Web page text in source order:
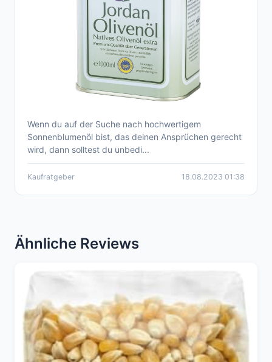
Der umfangreiche Kaufratgeber für
hochwertiges Sonnenblumenöl - Entdecke
die Top 10 Empfehlungen
Wenn du auf der Suche nach hochwertigem
Sonnenblumenöl bist, das deinen Ansprüchen gerecht
wird, dann solltest du unbedi...
Kaufratgeber 18.08.2023 01:38
Ähnliche Reviews